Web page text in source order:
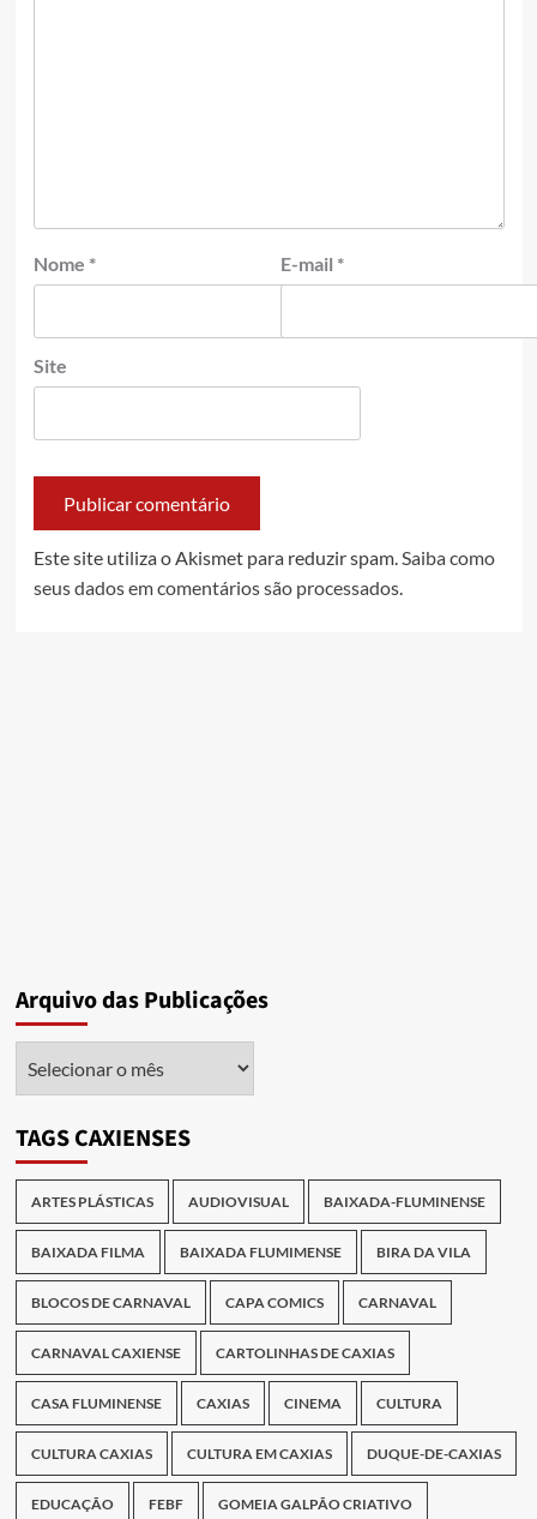
Nome * E-mail *
Site
Este site utiliza o Akismet para reduzir spam.Saiba como
seus dados em comentários são processados.
Arquivo das Publicações
TAGS CAXIENSES
ARTES PLÁSTICAS AUDIOVISUAL BAIXADA-FLUMINENSE
BAIXADA FILMA BAIXADA FLUMIMENSE BIRA DA VILA
BLOCOS DE CARNAVAL CAPA COMICS CARNAVAL
CARNAVAL CAXIENSE CARTOLINHAS DE CAXIAS
CASA FLUMINENSE CAXIAS CINEMA CULTURA
CULTURA CAXIAS CULTURA EM CAXIAS DUQUE-DE-CAXIAS
EDUCAÇÃO FEBF GOMEIA GALPÃO CRIATIVO